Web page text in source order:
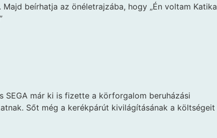
beírhatja az önéletrajzába, hogy „Én voltam Katika
SEGA már ki is fizette a körforgalom beruházási
Sőt még a kerékpárút kivilágításának a költségeit